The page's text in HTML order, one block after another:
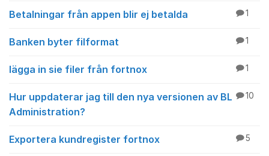
Betalningar från appen blir ej betalda 1
Banken byter filformat 1
lägga in sie filer från fortnox 1
Hur uppdaterar jag till den nya versionen av BL
Administration?
10
Exportera kundregister fortnox 5